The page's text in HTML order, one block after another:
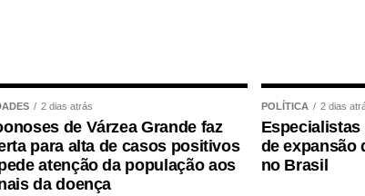
com faturamento anual superior a R$ 1
entre 14,9% e 17,5% das vendas.
influencia o uso do meio de pagamento. Nos
rápida, o Pix já representa 24,6% das vendas.
2 dias atrás
de Várzea Grande faz
para alta de casos positivos
atenção da população aos
da doença
POLÍTICA 2 dias
de expansão
no Brasil